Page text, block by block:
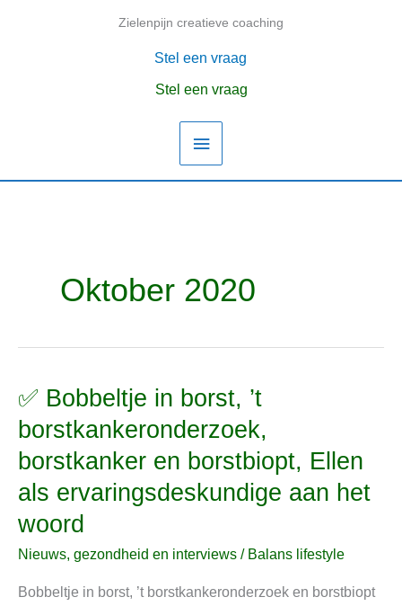
Zielenpijn creatieve coaching
Hoofdmenu
Stel een vraag
Stel een vraag
Oktober 2020
✅ Bobbeltje in borst, ’t
borstkankeronderzoek,
borstkanker en borstbiopt, Ellen
als ervaringsdeskundige aan het
woord
Nieuws, gezondheid en interviews / Balans lifestyle
Bobbeltje in borst, ’t borstkankeronderzoek en borstbiopt
✅
in
borst,
borstkankeronderzoek,
borstkanker
en
Ellen